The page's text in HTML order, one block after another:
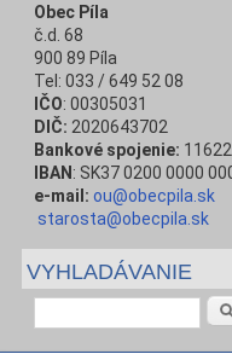
Obec Píla
č.d. 68
900 89 Píla
Tel: 033 / 649 52 08
IČO: 00305031
DIČ: 2020643702
Bankové spojenie:
IBAN : SK37 0200 0000
e-mail: ou@obecpila.sk
starosta@obecpila.sk
VYHLADÁVANIE